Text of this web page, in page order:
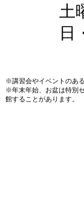
土
日
※講習会やイベントのあ
※年末年始、お盆は特別
館することがあります。